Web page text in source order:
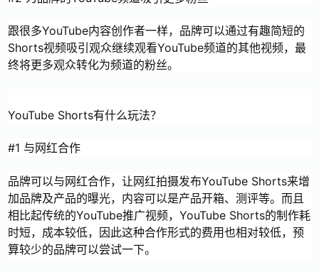
跟很多YouTube内容创作者一样，品牌可以通过有趣简短的
Shorts视频吸引观众继续观看YouTube频道的其他视频，最
终将更多观众转化为频道的粉丝。
YouTube Shorts有什么玩法？
#1 与网红合作
品牌可以与网红合作，让网红拍摄发布YouTube Shorts来增
加品牌及产品的曝光，内容可以是产品开箱、测评等。而且
相比起传统的YouTube推广视频，YouTube Shorts的制作耗
时短，成本较低，因此这种合作形式的费用也相对较低，预
算较少的品牌可以尝试一下。